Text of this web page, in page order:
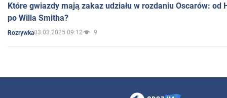
Które gwiazdy mają zakaz udziału w rozdaniu Oscarów: od
po Willa Smitha?
Rozrywka03.03.2025 09:12 9